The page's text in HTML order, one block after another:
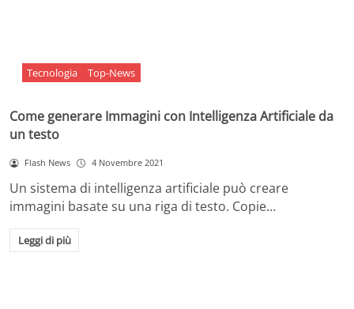
Tecnologia Top-News
Come generare Immagini con Intelligenza Artificiale da
un testo
Flash News 4 Novembre 2021
Un sistema di intelligenza artificiale può creare
immagini basate su una riga di testo. Copie…
Leggi di più